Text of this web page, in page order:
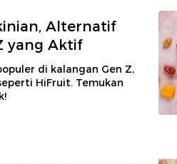
Alternatif
yang Aktif
di kalangan Gen Z,
HiFruit. Temukan